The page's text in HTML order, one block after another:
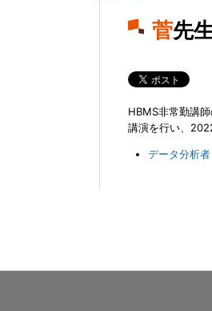
菅
HBMS非常勤講
講演を行い、
データ分析